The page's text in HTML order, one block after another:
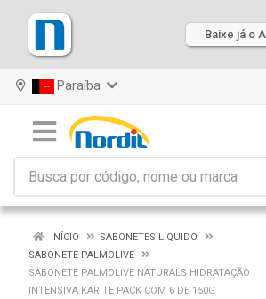
Baixe já o
Paraíba
INÍCIO
SABONETES LIQUIDO
SABONETE PALMOLIVE
SABONETE PALMOLIVE NATURALS HIDRATAÇÃO
INTENSIVA KARITE PACK COM 6 DE 150G